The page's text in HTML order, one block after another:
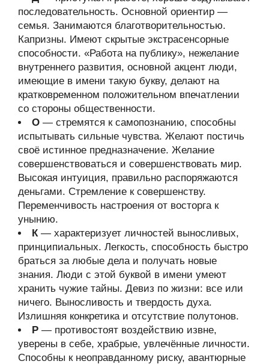
последовательность. Основной ориентир —
семья. Занимаются благотворительностью.
Капризны. Имеют скрытые экстрасенсорные
способности. «Работа на публику», нежелание
внутреннего развития, основной акцент люди,
имеющие в имени такую букву, делают на
кратковременном положительном впечатлении
со стороны общественности.
О — стремятся к самопознанию, способны
испытывать сильные чувства. Желают постичь
своё истинное предназначение. Желание
совершенствоваться и совершенствовать мир.
Высокая интуиция, правильно распоряжаются
деньгами. Стремление к совершенству.
Переменчивость настроения от восторга к
унынию.
К— характеризует личностей выносливых,
принципиальных. Легкость, способность быстро
браться за любые дела и получать новые
знания. Люди с этой буквой в имени умеют
хранить чужие тайны. Девиз по жизни: все или
ничего. Выносливость и твердость духа.
Излишняя конкретика и отсутствие полутонов.
Р — противостоят воздействию извне,
уверены в себе, храбрые, увлечённые личности.
Способны к неоправданному риску, авантюрные